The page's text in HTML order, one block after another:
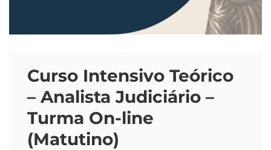
Curso Intensivo Teórico
– Analista Judiciário –
Turma On-line
(Matutino)